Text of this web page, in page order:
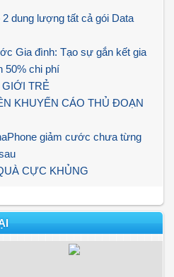
dung lượng tất cả gói Data
Gia đình: Tạo sự gắn kết gia
50% chi phí
TRẺ
KHUYẾN CÁO THỦ ĐOẠN
giảm cước chưa từng
CỰC KHỦNG